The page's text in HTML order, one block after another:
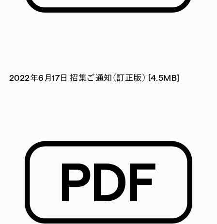
2022年6月17日 招集ご通知（訂正版） [4.5MB]